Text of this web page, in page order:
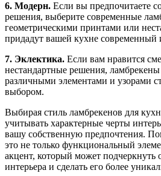
6. Модерн. Если вы предпочитаете
решения, выберите современные
геометрическими принтами или
придадут вашей кухне современный
7. Эклектика. Если вам нравится
нестандартные решения, ламбрекены
различными элементами и узорами
выбором.
Выбирая стиль ламбрекенов для
учитывать характерные черты
вашу собственную предпочтения.
это не только функциональный
акцент, который может подчеркнуть
интерьера и сделать его более